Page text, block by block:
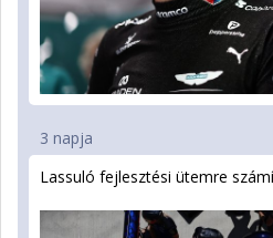
3 napja
Lassuló fejlesztési ütemre